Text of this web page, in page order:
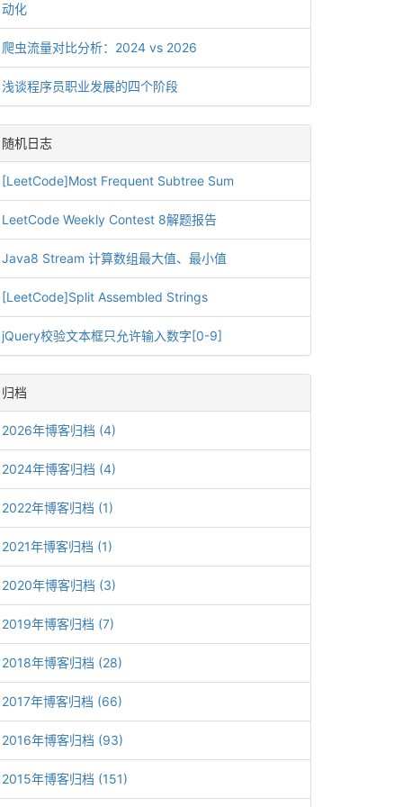
动化
爬虫流量对比分析：2024 vs 2026
浅谈程序员职业发展的四个阶段
随机日志
[LeetCode]Most Frequent Subtree Sum
LeetCode Weekly Contest 8解题报告
Java8 Stream 计算数组最大值、最小值
[LeetCode]Split Assembled Strings
jQuery校验文本框只允许输入数字[0-9]
归档
2026年博客归档 (4)
2024年博客归档 (4)
2022年博客归档 (1)
2021年博客归档 (1)
2020年博客归档 (3)
2019年博客归档 (7)
2018年博客归档 (28)
2017年博客归档 (66)
2016年博客归档 (93)
2015年博客归档 (151)